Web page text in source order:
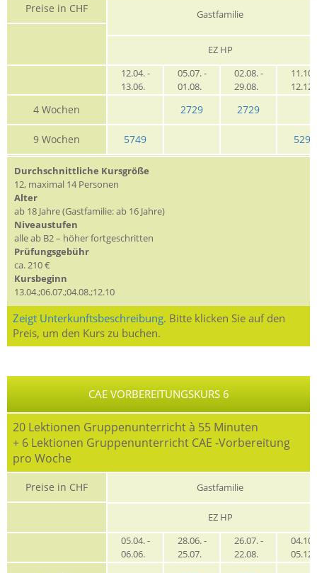
Preise in CHF Gastfamilie
EZ HP
12.04. -
13.06.
05.07. -
01.08.
02.08. -
29.08.
11.10.
4 Wochen 2729 2729
9 Wochen 5749 5299
Durchschnittliche Kursgröße
12, maximal 14 Personen
Alter
ab 18 Jahre (Gastfamilie: ab 16 Jahre)
Niveaustufen
alle ab B2 – höher fortgeschritten
Prüfungsgebühr
ca. 210 €
Kursbeginn
13.04.;06.07.;04.08.;12.10
Zeigt Unterkunftsbeschreibung. Bitte klicken Sie auf den
Preis, um den Kurs zu buchen.
CAE VORBEREITUNGSKURS 6
20 Lektionen Gruppenunterricht à 55 Minuten
+ 6 Lektionen Gruppenunterricht CAE -Vorbereitung
pro Woche
Preise in CHF Gastfamilie
EZ HP
05.04. -
06.06.
28.06. -
25.07.
26.07. -
22.08.
04.10.